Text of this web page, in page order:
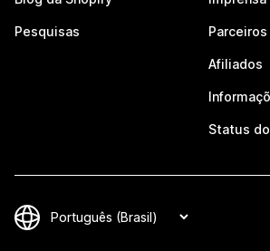
Pesquisas Parceiros
Afiliados
Status